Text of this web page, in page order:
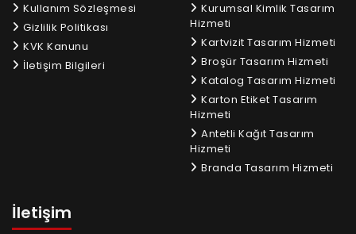
Kullanım Sözleşmesi
Gizlilik Politikası
KVK Kanunu
İletişim Bilgileri
Kurumsal Kimlik Tasarım
Hizmeti
Kartvizit Tasarım Hizmeti
Broşür Tasarım Hizmeti
Katalog Tasarım Hizmeti
Karton Etiket Tasarım
Hizmeti
Antetli Kağıt Tasarım
Hizmeti
Branda Tasarım Hizmeti
İletişim